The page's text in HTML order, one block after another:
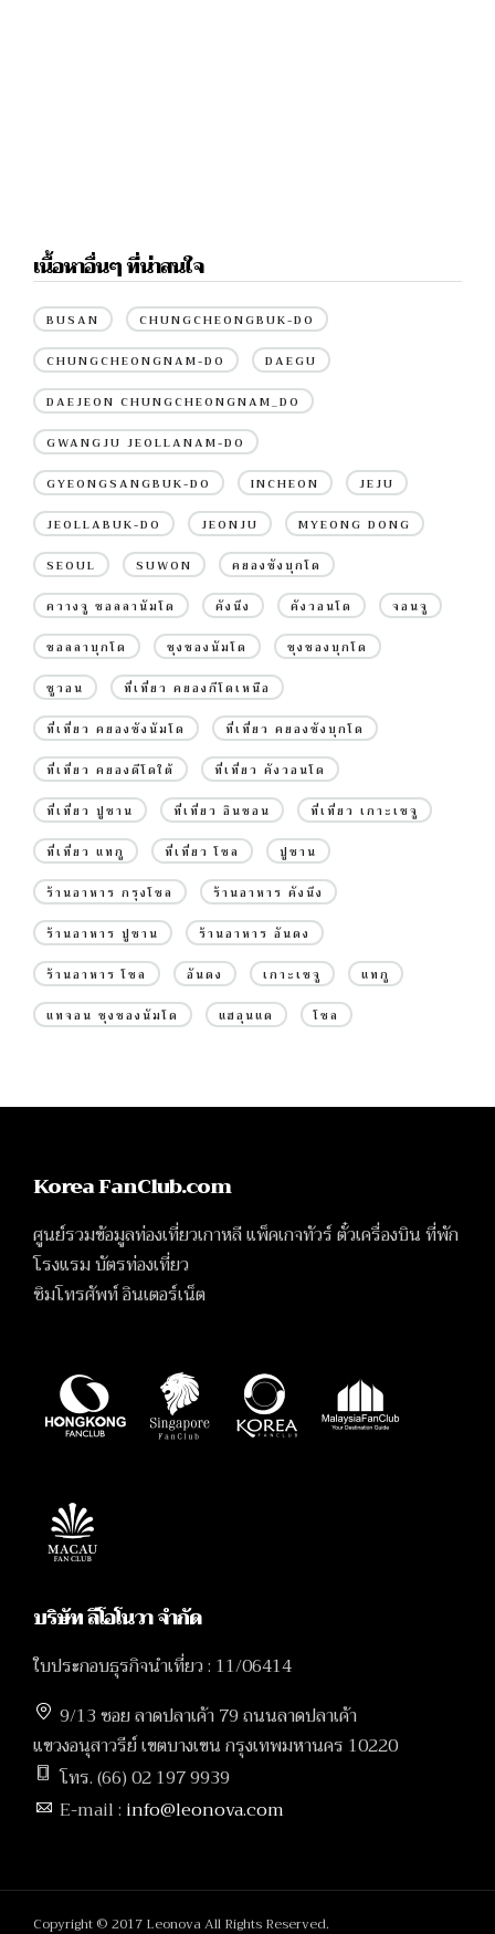
เนื้อหาอื่นๆ ที่น่าสนใจ
BUSAN CHUNGCHEONGBUK-DO
CHUNGCHEONGNAM-DO DAEGU
DAEJEON CHUNGCHEONGNAM_DO
GWANGJU JEOLLANAM-DO
GYEONGSANGBUK-DO INCHEON JEJU
JEOLLABUK-DO JEONJU MYEONG DONG
SEOUL SUWON คยองซังบุกโด
ควางจู ชอลลานัมโด คังนึง คังวอนโด จอนจู
ชอลลาบุกโด ชุงชองนัมโด ชุงชองบุกโด
ซูวอน ที่เที่ยว คยองกีโดเหนือ
ที่เที่ยว คยองซังนัมโด ที่เที่ยว คยองซังบุกโด
ที่เที่ยว คยองดีโดใต้ ที่เที่ยว คังวอนโด
ที่เที่ยว ปูซาน ที่เที่ยว อินชอน ที่เที่ยว เกาะเชจู
ที่เที่ยว แทกู ที่เที่ยว โซล ปูซาน
ร้านอาหาร กรุงโซล ร้านอาหาร คังนึง
ร้านอาหาร ปูซาน ร้านอาหาร อันดง
ร้านอาหาร โซล อันดง เกาะเชจู แทกู
แทจอน ชุงชองนัมโด แฮอุนแด โซล
Korea FanClub.com
ศูนย์รวมข้อมูลท่องเที่ยวเกาหลี แพ็คเกจทัวร์ ตั๋วเครื่องบิน ที่พัก
โรงแรม บัตรท่องเที่ยว
ซิมโทรศัพท์ อินเตอร์เน็ต
บริษัท ลีโอโนวา จำกัด
ใบประกอบธุรกิจนำเที่ยว : 11/06414
9/13 ซอย ลาดปลาเค้า 79 ถนนลาดปลาเค้า
แขวงอนุสาวรีย์ เขตบางเขน กรุงเทพมหานคร 10220
โทร. (66) 02 197 9939
E-mail : info@leonova.com
Copyright © 2017 Leonova All Rights Reserved.